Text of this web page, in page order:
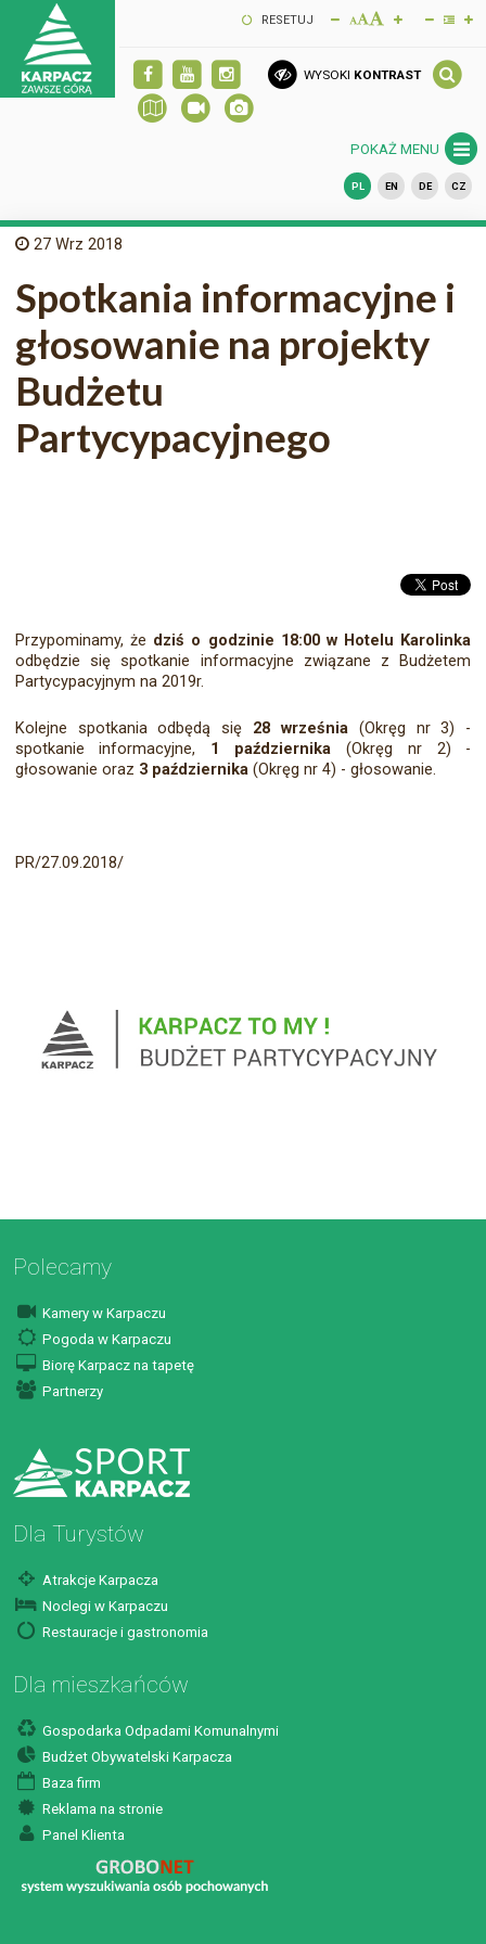
RESETUJ
WYSOKI KONTRAST
POKAŻ MENU
PL EN DE CZ
27 Wrz 2018
Spotkania informacyjne i
głosowanie na projekty
Budżetu
Partycypacyjnego
Przypominamy, że dziś o godzinie 18:00 w Hotelu Karolinka
odbędzie się spotkanie informacyjne związane z Budżetem
Partycypacyjnym na 2019r.
Kolejne spotkania odbędą się 28 września(Okręg nr 3) -
spotkanie informacyjne, 1 października (Okręg nr 2) -
głosowanie oraz 3 października(Okręg nr 4) - głosowanie.
PR/27.09.2018/
Polecamy
Kamery w Karpaczu
Pogoda w Karpaczu
Biorę Karpacz na tapetę
Partnerzy
Dla Turystów
Atrakcje Karpacza
Noclegi w Karpaczu
Restauracje i gastronomia
Dla mieszkańców
Gospodarka Odpadami Komunalnymi
Budżet Obywatelski Karpacza
Baza firm
Reklama na stronie
Panel Klienta